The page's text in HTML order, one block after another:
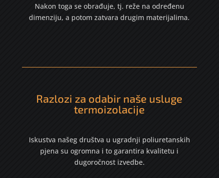
Nakon toga se obrađuje, tj. reže na određenu
dimenziju, a potom zatvara drugim materijalima.
Razlozi za odabir naše usluge
termoizolacije
Iskustva našeg društva u ugradnji poliuretanskih
pjena su ogromna i to garantira kvalitetu i
dugoročnost izvedbe.